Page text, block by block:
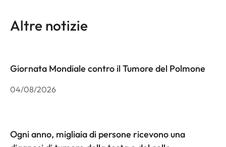
Altre notizie
Giornata Mondiale contro il Tumore del Polmone
04/08/2026
Ogni anno, migliaia di persone ricevono una